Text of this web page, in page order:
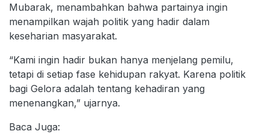
Mubarak, menambahkan bahwa partainya ingin
menampilkan wajah politik yang hadir dalam
keseharian masyarakat.
“Kami ingin hadir bukan hanya menjelang pemilu,
tetapi di setiap fase kehidupan rakyat. Karena politik
bagi Gelora adalah tentang kehadiran yang
menenangkan,” ujarnya.
Baca Juga: